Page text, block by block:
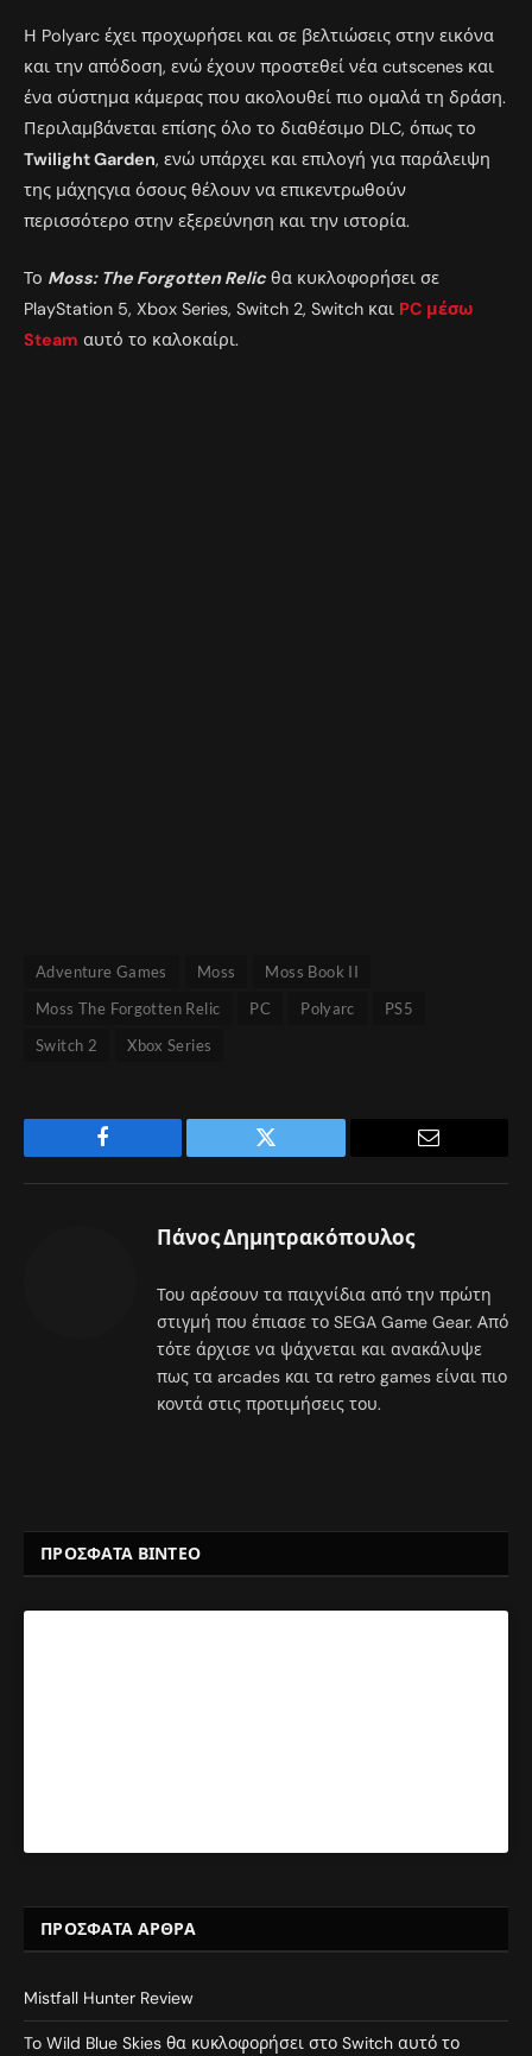
Η Polyarc έχει προχωρήσει και σε βελτιώσεις στην εικόνα
και την απόδοση, ενώ έχουν προστεθεί νέα cutscenes και
ένα σύστημα κάμερας που ακολουθεί πιο ομαλά τη δράση.
Περιλαμβάνεται επίσης όλο το διαθέσιμο DLC, όπως το
Twilight Garden, ενώ υπάρχει και επιλογή για παράλειψη
της μάχηςγια όσους θέλουν να επικεντρωθούν
περισσότερο στην εξερεύνηση και την ιστορία.
Το Moss: The Forgotten Relic θα κυκλοφορήσει σε
PlayStation 5, Xbox Series, Switch 2, Switch και PC μέσω
Steam αυτό το καλοκαίρι.
Adventure Games Moss
Moss Book II
Moss The Forgotten Relic
PC Polyarc
PS5
Switch 2
Xbox Series
Facebook Twitter
Πάνος Δημητρακόπουλος
Του αρέσουν τα παιχνίδια από την πρώτη
στιγμή που έπιασε το SEGA Game Gear. Από
τότε άρχισε να ψάχνεται και ανακάλυψε
πως τα arcades και τα retro games είναι πιο
κοντά στις προτιμήσεις του.
ΠΡΟΣΦΑΤΑ ΒΙΝΤΕΟ
ΠΡΌΣΦΑΤΑ ΆΡΘΡΑ
Mistfall Hunter Review
To Wild Blue Skies θα κυκλοφορήσει στο Switch αυτό το